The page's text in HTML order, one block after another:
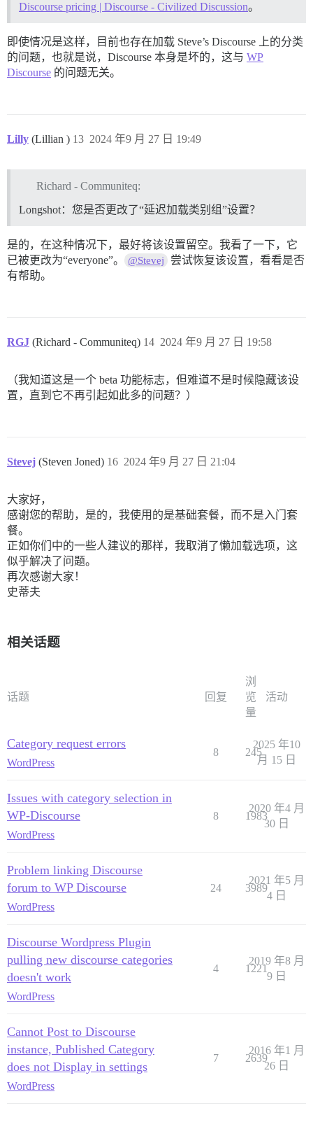
Discourse pricing | Discourse - Civilized Discussion。
即使情况是这样，目前也存在加载 Steve’s Discourse 上的分类
的问题，也就是说，Discourse 本身是坏的，这与 WP
Discourse 的问题无关。
Lilly (Lillian ) 2024 年9 月 27 日 19:49
13
Richard - Communiteq:
Longshot：您是否更改了“延迟加载类别组”设置？
是的，在这种情况下，最好将该设置留空。我看了一下，它
已被更改为“everyone”。
@Stevej
尝试恢复该设置，看看是否
有帮助。
RGJ (Richard - Communiteq) 2024 年9 月 27 日 19:58
14
（我知道这是一个 beta 功能标志，但难道不是时候隐藏该设
置，直到它不再引起如此多的问题？）
Stevej (Steven Joned) 2024 年9 月 27 日 21:04
16
大家好，
感谢您的帮助，是的，我使用的是基础套餐，而不是入门套
餐。
正如你们中的一些人建议的那样，我取消了懒加载选项，这
似乎解决了问题。
再次感谢大家！
史蒂夫
相关话题
话题 回复
浏
览
量
活动
Category request errors
WordPress
8 245
2025 年10
月 15 日
Issues with category selection in
WP-Discourse
WordPress
8 1983
2020 年4 月
30 日
Problem linking Discourse
forum to WP Discourse
WordPress
24 3989
2021 年5 月
4 日
Discourse Wordpress Plugin
pulling new discourse categories
doesn't work
WordPress
4 1221
2019 年8 月
9 日
Cannot Post to Discourse
instance, Published Category
does not Display in settings
WordPress
7 2639
2016 年1 月
26 日